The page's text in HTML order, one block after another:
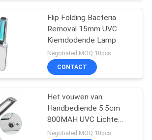
Flip Folding Bacteria
Removal 15mm UVC
Kiemdodende Lamp
Negotiated MOQ:10pcs
CONTACT
Het vouwen van
Handbediende 5.5cm
800MAH UVC Lichte
Desinfectie
Negotiated MOQ:10pcs